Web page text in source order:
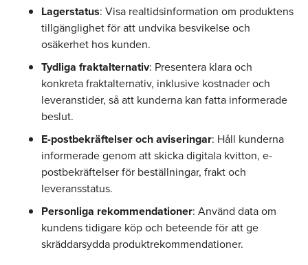
Lagerstatus: Visa realtidsinformation om produktens
tillgänglighet för att undvika besvikelse och
osäkerhet hos kunden.
Tydliga fraktalternativ: Presentera klara och
konkreta fraktalternativ, inklusive kostnader och
leveranstider, så att kunderna kan fatta informerade
beslut.
E-postbekräftelser och aviseringar: Håll kunderna
informerade genom att skicka digitala kvitton, e-
postbekräftelser för beställningar, frakt och
leveransstatus.
Personliga rekommendationer: Använd data om
kundens tidigare köp och beteende för att ge
skräddarsydda produktrekommendationer.